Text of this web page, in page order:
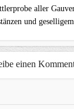
aller
und
einen